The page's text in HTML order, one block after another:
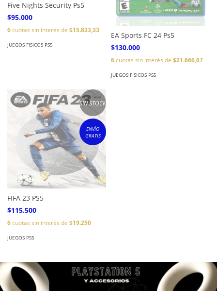
Five Nights Security Ps5
$95.000
6cuotas sin interés de $15.833,33
JUEGOS FISICOS PS5
EA Sports FC 24 Ps5
$130.000
6cuotas sin interés de $21.666,67
JUEGOS FISICOS PS5
SIN STOCK
ENVÍO
GRATIS
FIFA 23 PS5
$115.500
6cuotas sin interés de $19.250
JUEGOS PS5